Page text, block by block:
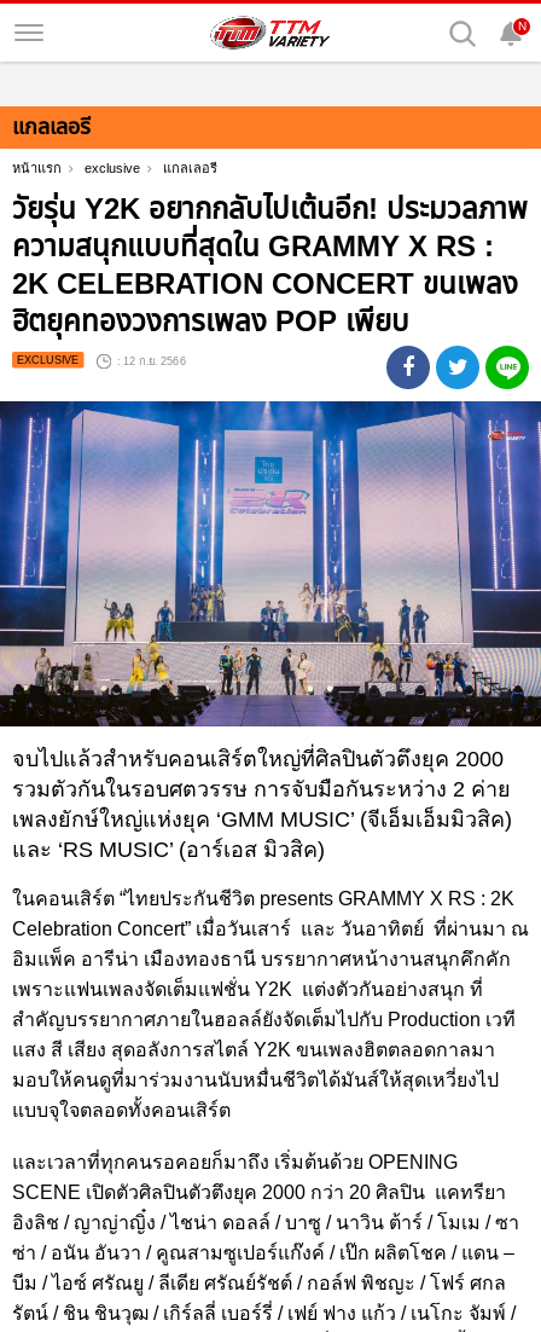
N
แกลเลอรี
หน้าแรก exclusive แกลเลอรี
วัยรุ่น Y2K อยากกลับไปเต้นอีก! ประมวลภาพ
ความสนุกแบบที่สุดใน GRAMMY X RS :
2K CELEBRATION CONCERT ขนเพลง
ฮิตยุคทองวงการเพลง POP เพียบ
EXCLUSIVE : 12 ก.ย. 2566
จบไปแล้วสำหรับคอนเสิร์ตใหญ่ที่ศิลปินตัวตึงยุค 2000
รวมตัวกันในรอบศตวรรษ การจับมือกันระหว่าง 2 ค่าย
เพลงยักษ์ใหญ่แห่งยุค ‘GMM MUSIC’ (จีเอ็มเอ็มมิวสิค)
และ ‘RS MUSIC’ (อาร์เอส มิวสิค)
ในคอนเสิร์ต “ไทยประกันชีวิต presents GRAMMY X RS : 2K
Celebration Concert” เมื่อวันเสาร์ และ วันอาทิตย์ ที่ผ่านมา ณ
อิมแพ็ค อารีน่า เมืองทองธานี บรรยากาศหน้างานสนุกคึกคัก
เพราะแฟนเพลงจัดเต็มแฟชั่น Y2K แต่งตัวกันอย่างสนุก ที่
สำคัญบรรยากาศภายในฮอลล์ยังจัดเต็มไปกับ Production เวที
แสง สี เสียง สุดอลังการสไตล์ Y2K ขนเพลงฮิตตลอดกาลมา
มอบให้คนดูที่มาร่วมงานนับหมื่นชีวิตได้มันส์ให้สุดเหวี่ยงไป
แบบจุใจตลอดทั้งคอนเสิร์ต
และเวลาที่ทุกคนรอคอยก็มาถึง เริ่มต้นด้วย OPENING
SCENE เปิดตัวศิลปินตัวตึงยุค 2000 กว่า 20 ศิลปิน แคทรียา
อิงลิช / ญาญ่าญิ๋ง / ไชน่า ดอลล์ / บาซู / นาวิน ต้าร์ / โมเม / ซา
ซ่า / อนัน อันวา / คูณสามซูเปอร์แก๊งค์ / เป๊ก ผลิตโชค / แดน –
บีม / ไอซ์ ศรัณยู / ลีเดีย ศรัณย์รัชต์ / กอล์ฟ พิชญะ / โฟร์ ศกล
รัตน์ / ชิน ชินวุฒ / เกิร์ลลี่ เบอร์รี่ / เฟย์ ฟาง แก้ว / เนโกะ จัมพ์ /